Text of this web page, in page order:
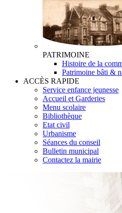
PATRIMOINE
Histoire de la
Patrimoine bâti &
ACCÈS RAPIDE
Service enfance jeunesse
Accueil et Garderies
Menu scolaire
Bibliothèque
Etat civil
Urbanisme
Séances du conseil
Bulletin municipal
Contactez la mairie